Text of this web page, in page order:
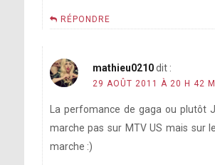
RÉPONDRE
mathieu0210 dit :
29 AOÛT 2011 À 20 H 42
La perfomance de gaga ou plutôt
marche pas sur MTV US mais sur
marche :)